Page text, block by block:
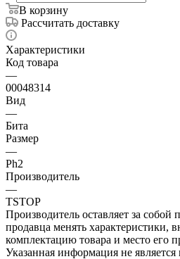
В корзину
Рассчитать доставку
Характеристики
Код товара
—
00048314
Вид
—
Бита
Размер
—
Ph2
Производитель
—
TSTOP
Производитель оставляет за собой
продавца менять характеристики,
комплектацию товара и место его
Указанная информация не